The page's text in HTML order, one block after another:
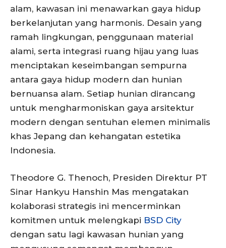
alam, kawasan ini menawarkan gaya hidup
berkelanjutan yang harmonis. Desain yang
ramah lingkungan, penggunaan material
alami, serta integrasi ruang hijau yang luas
menciptakan keseimbangan sempurna
antara gaya hidup modern dan hunian
bernuansa alam. Setiap hunian dirancang
untuk mengharmoniskan gaya arsitektur
modern dengan sentuhan elemen minimalis
khas Jepang dan kehangatan estetika
Indonesia.
Theodore G. Thenoch, Presiden Direktur PT
Sinar Hankyu Hanshin Mas mengatakan
kolaborasi strategis ini mencerminkan
komitmen untuk melengkapi BSD City
dengan satu lagi kawasan hunian yang